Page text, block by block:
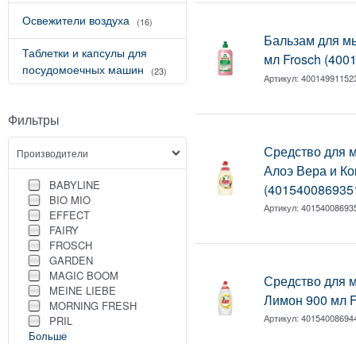
Освежители воздуха (16)
Таблетки и капсулы для
посудомоечных машин
(23)
Фильтры
Производители
BABYLINE
BIO MIO
EFFECT
FAIRY
FROSCH
GARDEN
MAGIC BOOM
MEINE LIEBE
MORNING FRESH
PRIL
Больше
Бальзам для
мл Frosch
Артикул:
Средство для
Алоэ Вера и
Артикул:
Средство для
Лимон 900 мл
Артикул: